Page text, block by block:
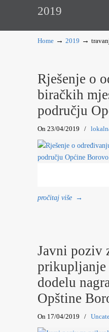
2019
Home → 2019 →
Rješenje o
biračkih
području
On 23/04/2019 /
pročitaj više →
Javni poziv
prikupljanje
dodelu
Opštine
On 17/04/2019 /